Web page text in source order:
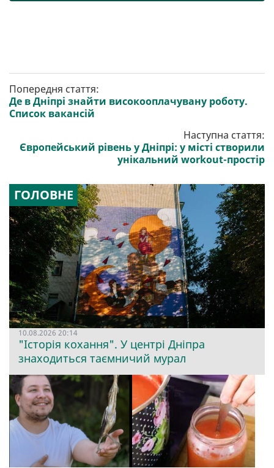
Попередня стаття:
Де в Дніпрі знайти високооплачувану роботу.
Список вакансій
Наступна стаття:
Європейський рівень у Дніпрі: у місті створили
унікальний workout-простір
ГОЛОВНЕ
10.08.2026 20:14
"Історія кохання". У центрі Дніпра
знаходиться таємничий мурал